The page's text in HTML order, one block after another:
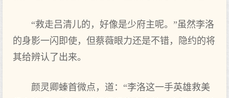
“救走吕清儿的，好像是少府主呢。”虽然李洛
的身影一闪即使，但蔡薇眼力还是不错，隐约的将
其给辨认了出来。
颜灵卿螓首微点，道：“李洛这一手英雄救美